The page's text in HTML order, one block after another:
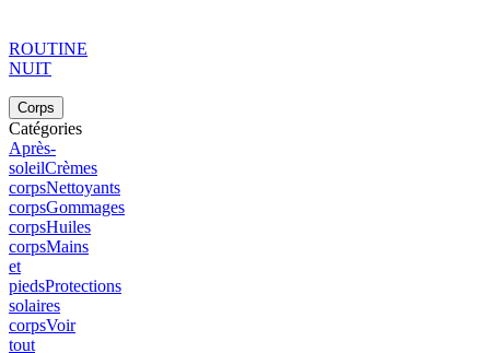
ROUTINE
NUIT
Corps
Catégories
Après-
soleilCrèmes
corpsNettoyants
corpsGommages
corpsHuiles
corpsMains
et
piedsProtections
solaires
corpsVoir
tout